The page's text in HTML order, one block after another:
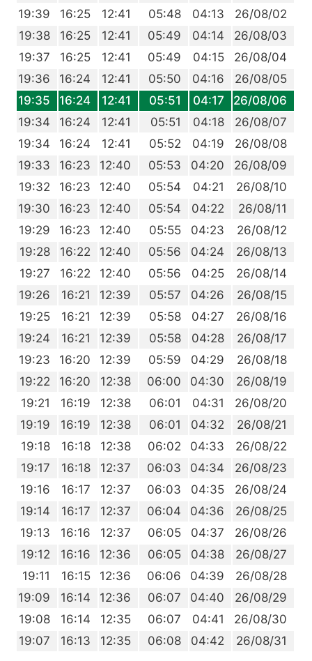
26/08/02
04:13
05:48
12:41
16:25
19:39
26/08/03
04:14
05:49
12:41
16:25
19:38
26/08/04
04:15
05:49
12:41
16:25
19:37
26/08/05
04:16
05:50
12:41
16:24
19:36
26/08/06
04:17
05:51
12:41
16:24
19:35
26/08/07
04:18
05:51
12:41
16:24
19:34
26/08/08
04:19
05:52
12:41
16:24
19:34
26/08/09
04:20
05:53
12:40
16:23
19:33
26/08/10
04:21
05:54
12:40
16:23
19:32
26/08/11
04:22
05:54
12:40
16:23
19:30
26/08/12
04:23
05:55
12:40
16:23
19:29
26/08/13
04:24
05:56
12:40
16:22
19:28
26/08/14
04:25
05:56
12:40
16:22
19:27
26/08/15
04:26
05:57
12:39
16:21
19:26
26/08/16
04:27
05:58
12:39
16:21
19:25
26/08/17
04:28
05:58
12:39
16:21
19:24
26/08/18
04:29
05:59
12:39
16:20
19:23
26/08/19
04:30
06:00
12:38
16:20
19:22
26/08/20
04:31
06:01
12:38
16:19
19:21
26/08/21
04:32
06:01
12:38
16:19
19:19
26/08/22
04:33
06:02
12:38
16:18
19:18
26/08/23
04:34
06:03
12:37
16:18
19:17
26/08/24
04:35
06:03
12:37
16:17
19:16
26/08/25
04:36
06:04
12:37
16:17
19:14
26/08/26
04:37
06:05
12:37
16:16
19:13
26/08/27
04:38
06:05
12:36
16:16
19:12
26/08/28
04:39
06:06
12:36
16:15
19:11
26/08/29
04:40
06:07
12:36
16:14
19:09
26/08/30
04:41
06:07
12:35
16:14
19:08
26/08/31
04:42
06:08
12:35
16:13
19:07